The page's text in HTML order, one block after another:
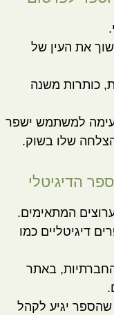
את העין של
כותרות משנה
למשתמש ישפר
שלו בשוק.
הדיגיטלי
המתאימים.
דיגיטליים כמו
באתר
שהספר יגיע לקהל